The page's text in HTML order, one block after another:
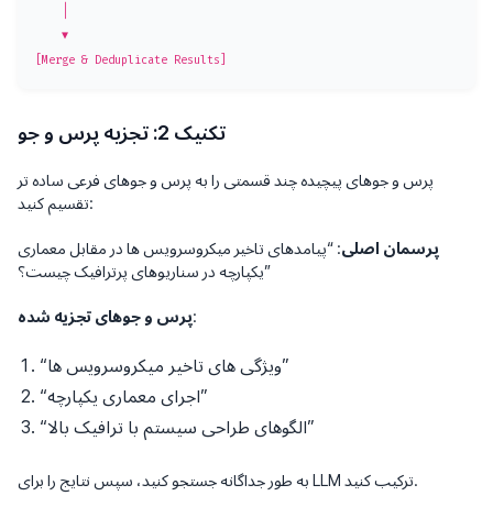
تکنیک 2: تجزیه پرس و جو
پرس و جوهای پیچیده چند قسمتی را به پرس و جوهای فرعی ساده تر
تقسیم کنید:
پرسمان اصلی: “پیامدهای تاخیر میکروسرویس ها در مقابل معماری
یکپارچه در سناریوهای پرترافیک چیست؟”
پرس و جوهای تجزیه شده:
“ویژگی های تاخیر میکروسرویس ها”
“اجرای معماری یکپارچه”
“الگوهای طراحی سیستم با ترافیک بالا”
به طور جداگانه جستجو کنید، سپس نتایج را برای LLM ترکیب کنید.